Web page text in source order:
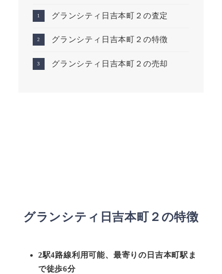
グランシティ日吉本町２の査定
グランシティ日吉本町２の特徴
グランシティ日吉本町２の売却
グランシティ日吉本町２の特徴
2駅4路線利用可能、最寄りの日吉本町駅ま
で徒歩6分